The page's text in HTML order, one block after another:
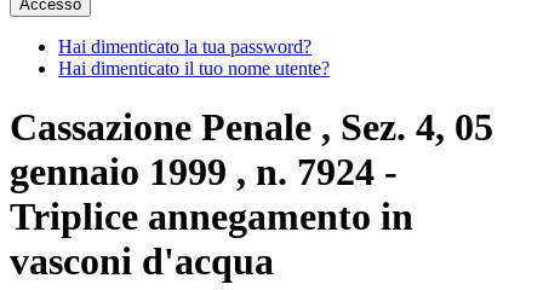
Accesso
Hai dimenticato la tua password?
Hai dimenticato il tuo nome utente?
Cassazione Penale , Sez. 4, 05
gennaio 1999 , n. 7924 -
Triplice annegamento in
vasconi d'acqua